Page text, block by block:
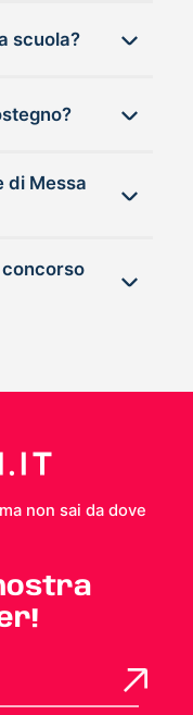
Chi può inviare una MAD a scuola?
di Messa
non sai da dove